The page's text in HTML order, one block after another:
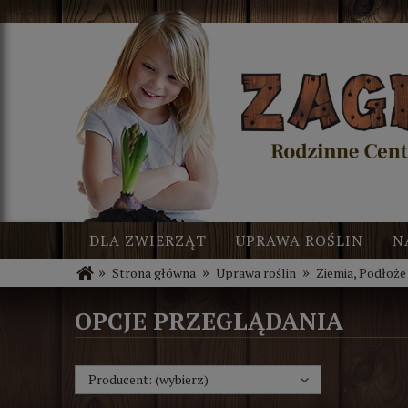
DLA ZWIERZĄT UPRAWA ROŚLIN
BLOG
NOWOŚCI
» Strona główna » Uprawa roślin » Ziemia, Podłoże
OPCJE PRZEGLĄDANIA
Producent: (wybierz)